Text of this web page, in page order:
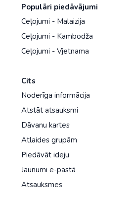
Populāri piedāvājumi
Ceļojumi - Malaizija
Ceļojumi - Kambodža
Ceļojumi - Vjetnama
Cits
Noderīga informācija
Atstāt atsauksmi
Dāvanu kartes
Atlaides grupām
Piedāvāt ideju
Jaunumi e-pastā
Atsauksmes